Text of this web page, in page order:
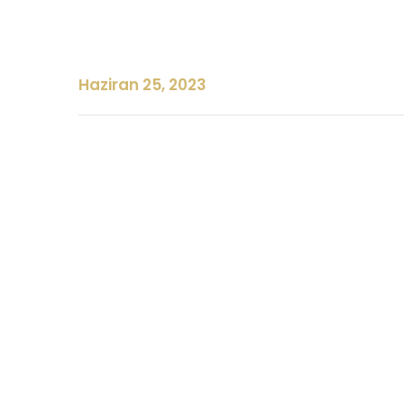
Haziran 25, 2023